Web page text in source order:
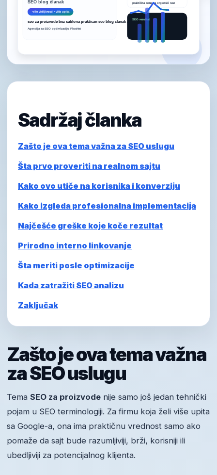
Sadržaj članka
Zašto je ova tema važna za SEO uslugu
Šta prvo proveriti na realnom sajtu
Kako ovo utiče na korisnika i konverziju
Kako izgleda profesionalna implementacija
Najčešće greške koje koče rezultat
Prirodno interno linkovanje
Šta meriti posle optimizacije
Kada zatražiti SEO analizu
Zaključak
Zašto je ova tema važna
za SEO uslugu
Tema SEO za proizvode nije samo još jedan tehnički
pojam u SEO terminologiji. Za firmu koja želi više upita
sa Google-a, ona ima praktičnu vrednost samo ako
pomaže da sajt bude razumljiviji, brži, korisniji ili
ubedljiviji za potencijalnog klijenta.